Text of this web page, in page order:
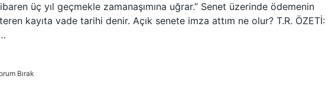
üç yıl geçmekle zamanaşımına uğrar.” Senet üzerinde ödemenin
kayıta vade tarihi denir. Açık senete imza attım ne olur? T.R. ÖZETİ:
Bırak